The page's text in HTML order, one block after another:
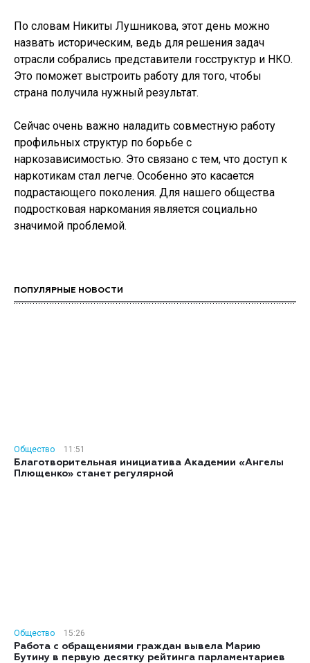
По словам Никиты Лушникова, этот день можно
назвать историческим, ведь для решения задач
отрасли собрались представители госструктур и НКО.
Это поможет выстроить работу для того, чтобы
страна получила нужный результат.
Сейчас очень важно наладить совместную работу
профильных структур по борьбе с
наркозависимостью. Это связано с тем, что доступ к
наркотикам стал легче. Особенно это касается
подрастающего поколения. Для нашего общества
подростковая наркомания является социально
значимой проблемой.
ПОПУЛЯРНЫЕ НОВОСТИ
Общество
11:51
Благотворительная инициатива Академии «Ангелы
Плющенко» станет регулярной
Общество
15:26
Работа с обращениями граждан вывела Марию
Бутину в первую десятку рейтинга парламентариев